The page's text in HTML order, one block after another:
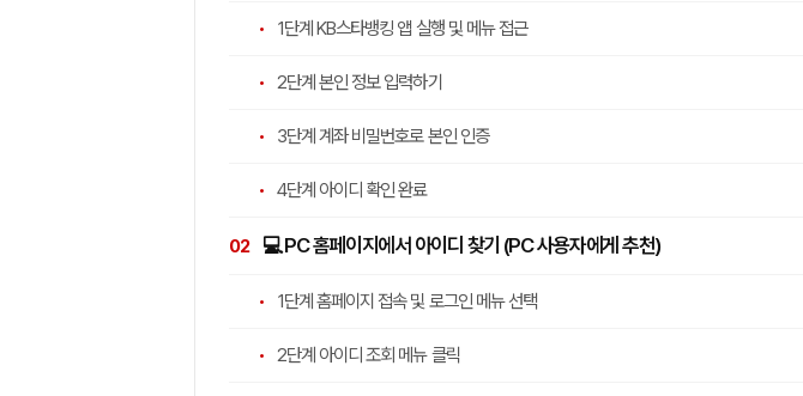
1단계 KB스타뱅킹 앱 실행 및 메뉴 접근
2단계 본인 정보 입력하기
3단계 계좌 비밀번호로 본인 인증
4단계 아이디 확인 완료
💻 PC 홈페이지에서 아이디 찾기 (PC 사용자에게 추천)
1단계 홈페이지 접속 및 로그인 메뉴 선택
2단계 아이디 조회 메뉴 클릭